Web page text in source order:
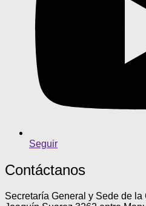
Seguir
Contáctanos
Secretaría General y Sede de